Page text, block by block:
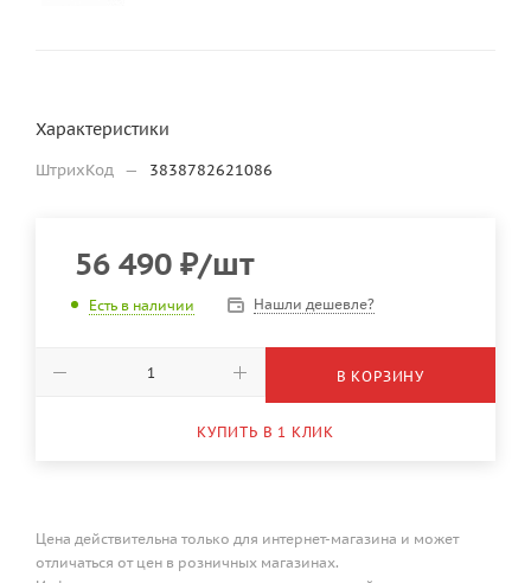
Характеристики
ШтрихКод — 3838782621086
56 490 ₽/шт
Есть в наличии Нашли дешевле?
В КОРЗИНУ
КУПИТЬ В 1 КЛИК
Цена действительна только для интернет-магазина и может
отличаться от цен в розничных магазинах.